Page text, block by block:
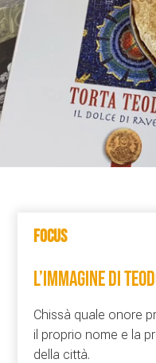
FOCUS
L’IMMAGINE DI
Chissà quale onore
il proprio nome e la
della città.